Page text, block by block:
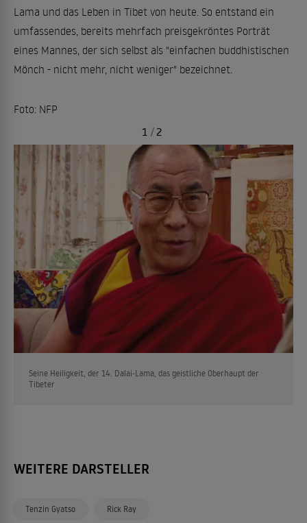
Lama und das Leben in Tibet von heute. So entstand ein
umfassendes, bereits mehrfach preisgekröntes Porträt
eines Mannes, der sich selbst als "einfachen buddhistischen
Mönch - nicht mehr, nicht weniger" bezeichnet.
Foto: NFP
Seine Heiligkeit, der 14. Dalai-Lama, das geistliche Oberhaupt der
Tibeter
1 / 2
WEITERE DARSTELLER
Tenzin Gyatso Rick Ray